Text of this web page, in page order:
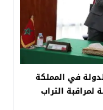
في المملكة
لمراقبة التراب